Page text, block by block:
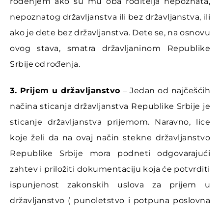
nepoznatog državljanstva ili bez državljanstva, ili
ako je dete bez državljanstva. Dete se, na osnovu
ovog stava, smatra državljaninom Republike
Srbije od rođenja.
3. Prijem u državljanstvo – Jedan od najčešćih
načina sticanja državljanstva Republike Srbije je
sticanje državljanstva prijemom. Naravno, lice
koje želi da na ovaj način stekne državljanstvo
Republike Srbije mora podneti odgovarajući
zahtev i priložiti dokumentaciju koja će potvrditi
ispunjenost zakonskih uslova za prijem u
državljanstvo ( punoletstvo i potpuna poslovna